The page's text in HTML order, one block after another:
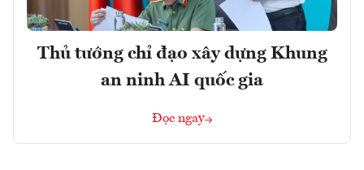
Thủ tướng chỉ đạo xây dựng Khung
an ninh AI quốc gia
Đọc ngay